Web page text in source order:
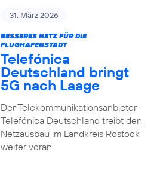
31. März 2026
BESSERES NETZ FÜR DIE
FLUGHAFENSTADT
Telefónica
Deutschland bringt
5G nach Laage
Der Telekommunikationsanbieter
Telefónica Deutschland treibt den
Netzausbau im Landkreis Rostock
weiter voran